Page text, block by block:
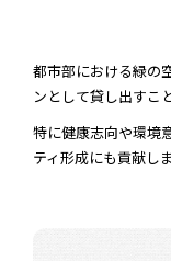
都市部における緑の
ンとして貸し出すこ
特に健康志向や環境
ティ形成にも貢献しま